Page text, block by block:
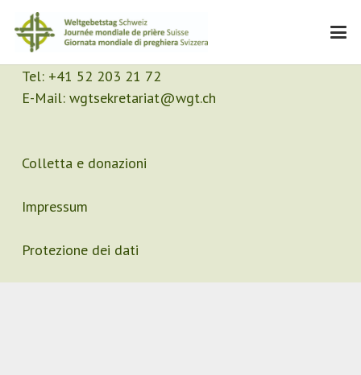
Contatto
Segretariato
Tel: +41 52 203 21 72
E-Mail: wgtsekretariat@wgt.ch
Colletta e donazioni
Impressum
Protezione dei dati